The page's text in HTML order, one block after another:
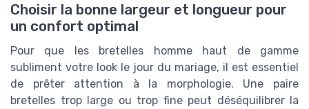
Choisir la bonne largeur et longueur pour
un confort optimal
Pour que les bretelles homme haut de gamme
subliment votre look le jour du mariage, il est essentiel
de prêter attention à la morphologie. Une paire
bretelles trop large ou trop fine peut déséquilibrer la